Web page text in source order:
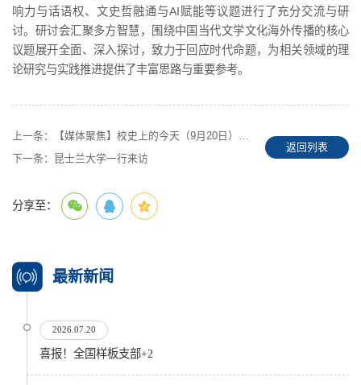
响力与话语权、文史哲融通与AI赋能等议题进行了充分交流与研
讨。研讨会汇聚多方智慧，围绕中国当代文学文化海外传播的核心
议题展开全面、深入探讨，致力于回应时代命题，为相关领域的理
论研究与实践推进提供了丰富思路与重要参考。
上一条：
【媒体聚焦】校史上的今天（9月20日）广外学生团队荣获大学生创业大赛一等奖
下一条：
昆士兰大学一行来访
返回列表
分享至：
最新新闻
2026.07.20
喜报！全国样板支部+2